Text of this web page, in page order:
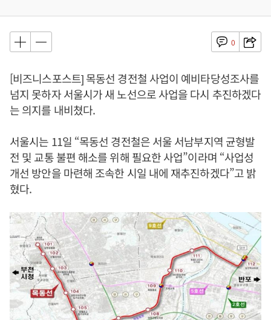
0
[비즈니스포스트] 목동선 경전철 사업이 예비타당성조사를
넘지 못하자 서울시가 새 노선으로 사업을 다시 추진하겠다
는 의지를 내비쳤다.
서울시는 11일 “목동선 경전철은 서울 서남부지역 균형발
전 및 교통 불편 해소를 위해 필요한 사업”이라며 “사업성
개선 방안을 마련해 조속한 시일 내에 재추진하겠다”고 밝
혔다.